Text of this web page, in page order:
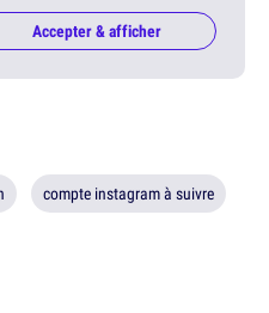
Accepter & afficher
compte instagram à suivre